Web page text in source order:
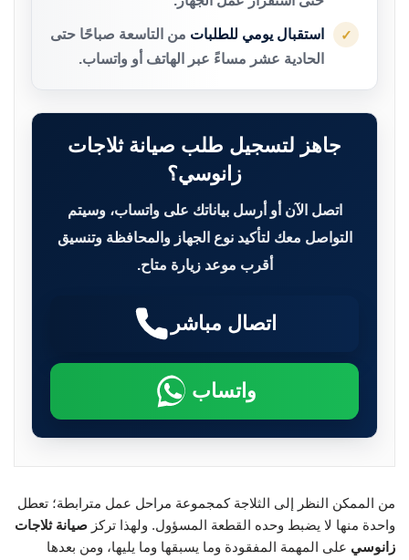
✓ استقبال يومي للطلبات من التاسعة صباحًا حتى
الحادية عشر مساءً عبر الهاتف أو واتساب.
جاهز لتسجيل طلب صيانة ثلاجات
زانوسي؟
اتصل الآن أو أرسل بياناتك على واتساب، وسيتم
التواصل معك لتأكيد نوع الجهاز والمحافظة وتنسيق
أقرب موعد زيارة متاح.
اتصال مباشر
واتساب
من الممكن النظر إلى الثلاجة كمجموعة مراحل عمل مترابطة؛ تعطل
واحدة منها لا يضبط وحده القطعة المسؤول. ولهذا تركز صيانة ثلاجات
زانوسي على المهمة المفقودة وما يسبقها وما يليها، ومن بعدها